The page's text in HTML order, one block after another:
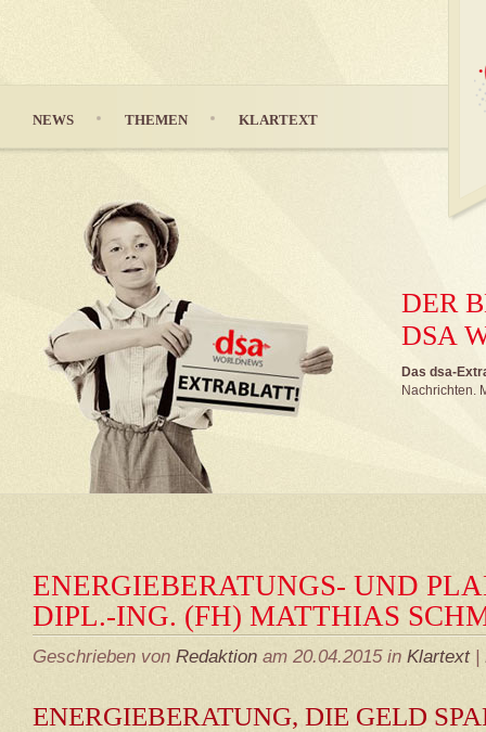
DER
DSA
Das dsa-
Nachrichten.
NEWS THEMEN KLARTEXT
ENERGIEBERATUNGS- UND
DIPL.-ING. (FH) MATTHIAS
Geschrieben von Redaktion am 20.04.2015 in Klartext|
ENERGIEBERATUNG, DIE GELD